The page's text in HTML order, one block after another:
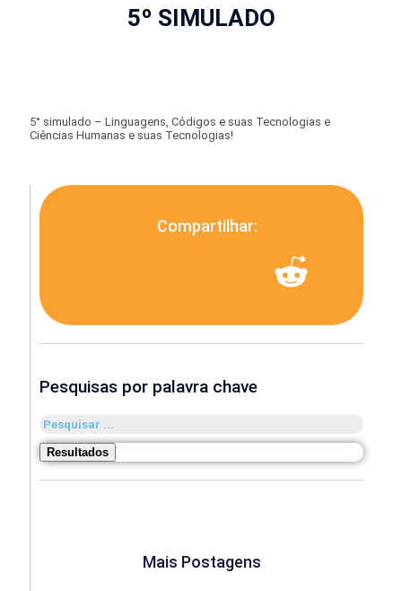
5º SIMULADO
5° simulado – Linguagens, Códigos e suas Tecnologias e
Ciências Humanas e suas Tecnologias!
Compartilhar:
Pesquisas por palavra chave
Pesquisar
...
Resultados
Mais Postagens